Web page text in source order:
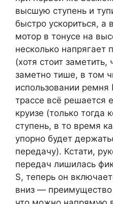
высшую ступень и
быстро ускориться,
мотор в тонусе на
несколько
(хотя стоит
заметно тише, в том
использовании
трассе всё решается
круизе (только тогда
ступень, в то время
упорно будет
передачу). Кстати,
передач лишилась
S, теперь он
вниз —